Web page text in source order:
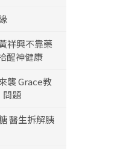
祥興不靠藥
醒神健康
襲 Grace教
問題
醫生拆解胰